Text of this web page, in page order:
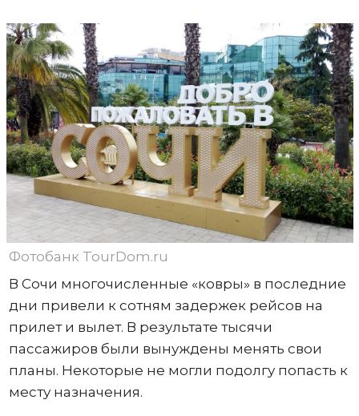
Фотобанк TourDom.ru
В Сочи многочисленные «ковры» в последние
дни привели к сотням задержек рейсов на
прилет и вылет. В результате тысячи
пассажиров были вынуждены менять свои
планы. Некоторые не могли подолгу попасть к
месту назначения.